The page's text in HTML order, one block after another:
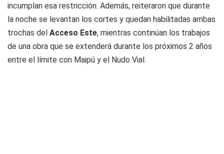
incumplan esa restricción. Además, reiteraron que durante
la noche se levantan los cortes y quedan habilitadas ambas
trochas del Acceso Este, mientras continúan los trabajos
de una obra que se extenderá durante los próximos 2 años
entre el límite con Maipú y el Nudo Vial.